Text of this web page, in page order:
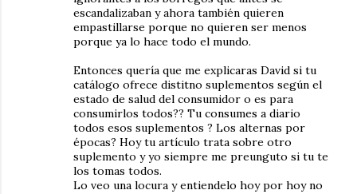
escandalizaban y ahora también quieren
empastillarse porque no quieren ser menos
porque ya lo hace todo el mundo.
Entonces quería que me explicaras David si tu
catálogo ofrece distitno suplementos según el
estado de salud del consumidor o es para
consumirlos todos?? Tu consumes a diario
todos esos suplementos ? Los alternas por
épocas? Hoy tu artículo trata sobre otro
suplemento y yo siempre me preunguto si tu te
los tomas todos.
Lo veo una locura y entiendelo hoy por hoy no